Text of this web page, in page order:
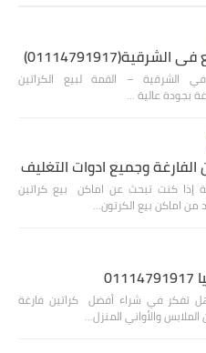
الشرقية – القمة لبيع الكراتين
الفارغة وجميع ادوات التغليف
إذا كنت تبحث عن اماكن بيع كراتين
من اماكن بيع الكرتون…
هل تفكر في شراء أفضل كراتين فارغة
والأواني المنزل…